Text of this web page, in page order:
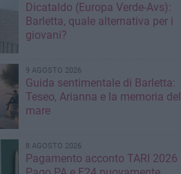
Dicataldo (Europa Verde-Avs):
Barletta, quale alternativa per i
giovani?
9 AGOSTO 2026
Guida sentimentale di Barletta:
Teseo, Arianna e la memoria del
mare
8 AGOSTO 2026
Pagamento acconto TARI 2026